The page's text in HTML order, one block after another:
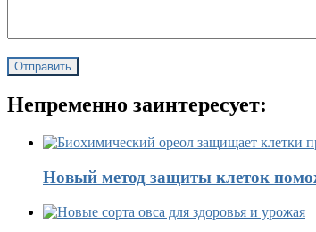
Непременно заинтересует:
Новый метод защиты клеток